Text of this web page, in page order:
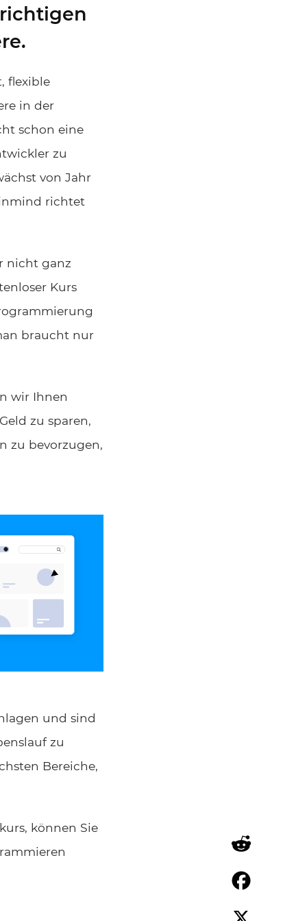
flexible
in der
schon eine
zu
von Jahr
richtet
nicht ganz
Kurs
braucht nur
wir Ihnen
zu sparen,
zu bevorzugen,
und sind
zu
Bereiche,
können Sie